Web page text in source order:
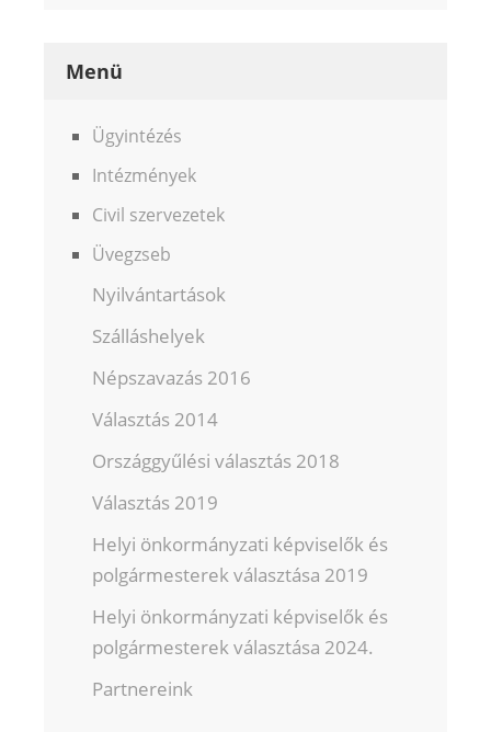
Menü
Ügyintézés
Intézmények
Civil szervezetek
Üvegzseb
Nyilvántartások
Szálláshelyek
Népszavazás 2016
Választás 2014
Országgyűlési választás 2018
Választás 2019
Helyi önkormányzati képviselők és
polgármesterek választása 2019
Helyi önkormányzati képviselők és
polgármesterek választása 2024.
Partnereink